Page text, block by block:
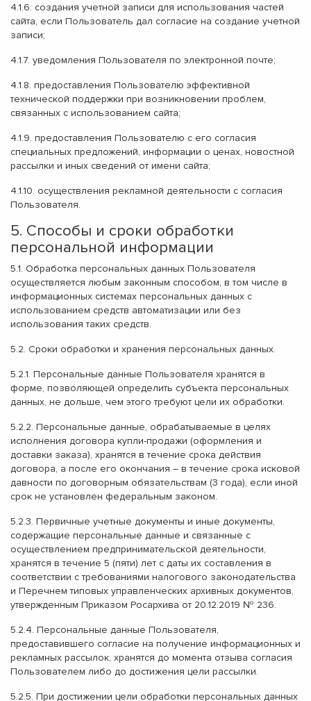
4.1.6. создания учетной записи для использования частей
сайта, если Пользователь дал согласие на создание учетной
записи;
4.1.7. уведомления Пользователя по электронной почте;
4.1.8. предоставления Пользователю эффективной
технической поддержки при возникновении проблем,
связанных с использованием сайта;
4.1.9. предоставления Пользователю с его согласия
специальных предложений, информации о ценах, новостной
рассылки и иных сведений от имени сайта;
4.1.10. осуществления рекламной деятельности с согласия
Пользователя.
5. Способы и сроки обработки
персональной информации
5.1. Обработка персональных данных Пользователя
осуществляется любым законным способом, в том числе в
информационных системах персональных данных с
использованием средств автоматизации или без
использования таких средств.
5.2. Сроки обработки и хранения персональных данных.
5.2.1. Персональные данные Пользователя хранятся в
форме, позволяющей определить субъекта персональных
данных, не дольше, чем этого требуют цели их обработки.
5.2.2. Персональные данные, обрабатываемые в целях
исполнения договора купли-продажи (оформления и
доставки заказа), хранятся в течение срока действия
договора, а после его окончания – в течение срока исковой
давности по договорным обязательствам (3 года), если иной
срок не установлен федеральным законом.
5.2.3. Первичные учетные документы и иные документы,
содержащие персональные данные и связанные с
осуществлением предпринимательской деятельности,
хранятся в течение 5 (пяти) лет с даты их составления в
соответствии с требованиями налогового законодательства
и Перечнем типовых управленческих архивных документов,
утвержденным Приказом Росархива от 20.12.2019 № 236.
5.2.4. Персональные данные Пользователя,
предоставившего согласие на получение информационных и
рекламных рассылок, хранятся до момента отзыва согласия
Пользователем либо до достижения цели рассылки.
5.2.5. При достижении цели обработки персональных данных